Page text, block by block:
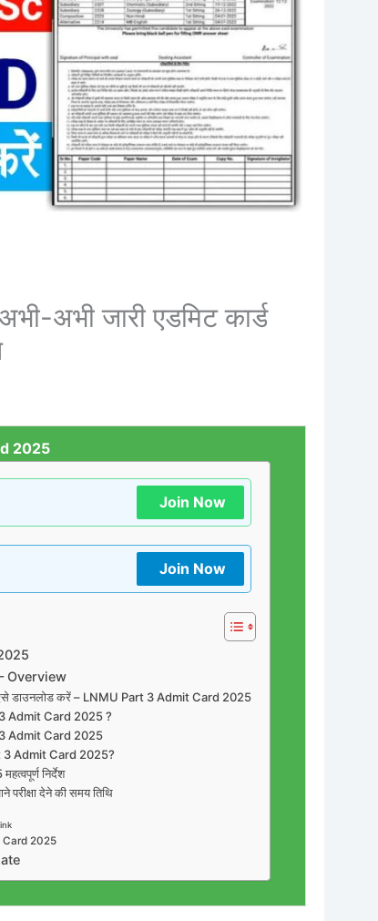
अभी जारी एडमिट कार्ड
2025
Join Now
Join Now
Overview
ऐसे डाउनलोड करें – LNMU Part 3 Admit Card 2025
3 Admit Card 2025 ?
3 Admit Card 2025
Admit Card 2025?
निर्देश
देने की समय तिथि
Card 2025